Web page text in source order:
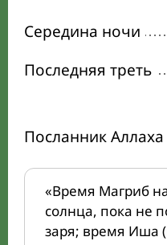
Середина ночи
Последняя треть
«Время Магриб
солнца, пока не
заря; время Иша